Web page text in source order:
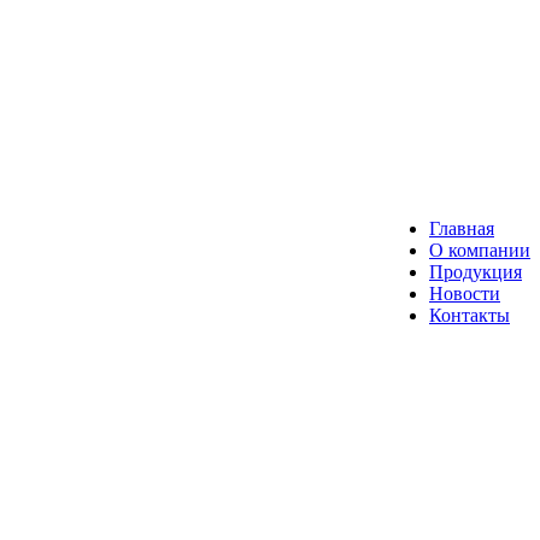
Главная
О компании
Продукция
Новости
Контакты